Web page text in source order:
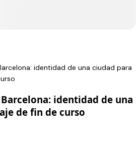
Barcelona: identidad de una
de fin de curso
Camp Nou es una de las
solicitadas en los viajes de fin de